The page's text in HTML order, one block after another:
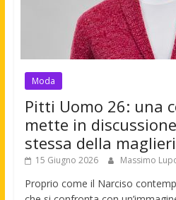
Moda
Pitti Uomo 26: una
mette in
stessa della
15 Giugno 2026 Massimo
Proprio come il Narciso